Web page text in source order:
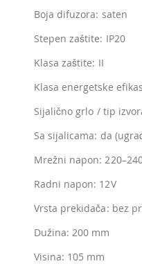
Boja difuzora: saten
Stepen zaštite: IP20
Klasa zaštite: II
Klasa energetske
Sijalično grlo / tip
Sa sijalicama: da
Mrežni napon:
Radni napon: 12V
Vrsta prekidača: bez
Dužina: 200 mm
Visina: 105 mm